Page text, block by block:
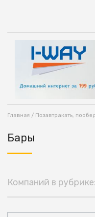
Главная / Позавтракать,
Бары
Компаний в